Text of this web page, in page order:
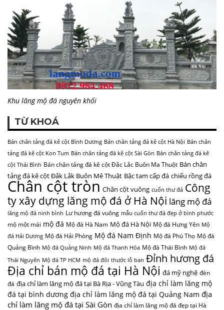
Khu lăng mộ đá nguyên khối
TỪ KHOÁ
Bán chân tảng đá kê cột Bình Dương Bán chân tảng đá kê cột Hà Nội Bán chân
tảng đá kê cột Kon Tum Bán chân tảng đá kê cột Sài Gòn Bán chân tảng đá kê
cột Thái Bình Bán chân tảng đá kê cột Đắc Lắc Buôn Ma Thuột Bán chân
tảng đá kê cột Đắk Lắk Buôn Mê Thuật Bậc tam cấp đá chiếu rồng đá
Chân cột tròn Chân cột vuông cuốn thư đá Công
ty xây dựng lăng mộ đá ở Hà Nội lăng mộ đá
lăng mộ đá ninh bình Lư hương đá vuông mẫu cuốn thư đá đẹp ở bình phước
mộ một mái mộ đá Mộ đá Hà Nam Mộ đá Hà Nội Mộ đá Hưng Yên Mộ
đá Hải Dương Mộ đá Hải Phòng Mộ đá Nam Định Mộ đá Phú Thọ Mộ đá
Quảng Bình Mộ đá Quảng Ninh Mộ đá Thanh Hóa Mộ đá Thái Bình Mộ đá
Thái Nguyên Mộ đá TP HCM mộ đá đôi thước lỗ ban Đỉnh hương đá
Địa chỉ bán mộ đá tại Hà Nội đá mỹ nghệ đèn
đá địa chỉ làm lăng mộ đá tại Bà Rịa - Vũng Tàu địa chỉ làm lăng mộ
đá tại bình dương địa chỉ làm lăng mộ đá tại Quảng Nam địa
chỉ làm lăng mộ đá tại Sài Gòn địa chỉ làm lăng mộ đá đẹp tại Hà